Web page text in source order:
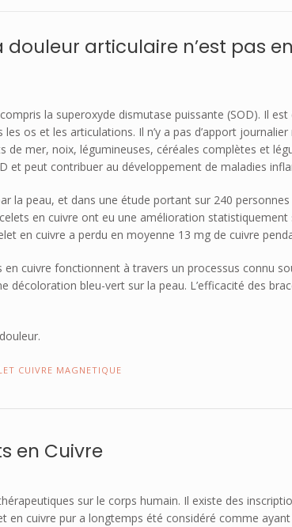
articulaire n’est pas
la superoxyde dismutase puissante (SOD). Il
os et les articulations. Il n’y a pas d’apport
de mer, noix, légumineuses, céréales complètes et
et peut contribuer au développement de maladies
la peau, et dans une étude portant sur 240
en cuivre ont eu une amélioration
en cuivre a perdu en moyenne 13 mg de cuivre
cuivre fonctionnent à travers un processus connu
bleu-vert sur la peau. L’efficacité des
CUIVRE MAGNETIQUE
en Cuivre
sur le corps humain. Il existe des
en cuivre pur a longtemps été considéré comme